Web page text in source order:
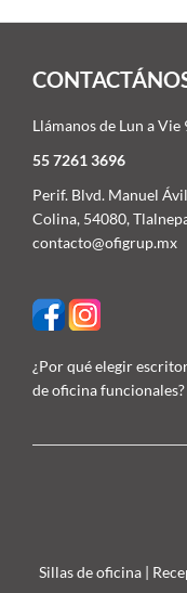
Llámanos de Lun a
55 7261 3696
Perif. Blvd. Manuel
Colina, 54080,
contacto@ofigrup.mx
¿Por qué elegir
de oficina funcionales?
Sillas de oficina|